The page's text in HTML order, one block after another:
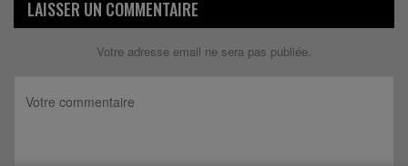
LAISSER UN COMMENTAIRE
Votre adresse email ne sera pas publiée.